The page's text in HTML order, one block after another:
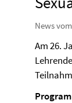
News
Am 26.